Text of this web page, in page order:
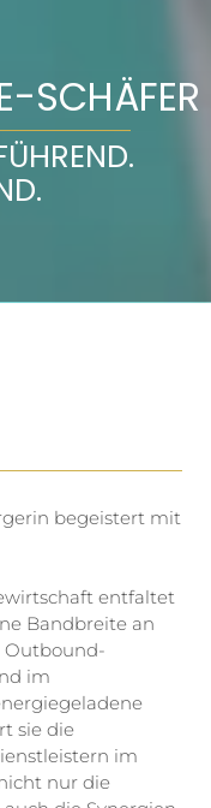
SCHÄFER
begeistert mit
entfaltet
Bandbreite an
Outbound-
im
sie die
im
nur die